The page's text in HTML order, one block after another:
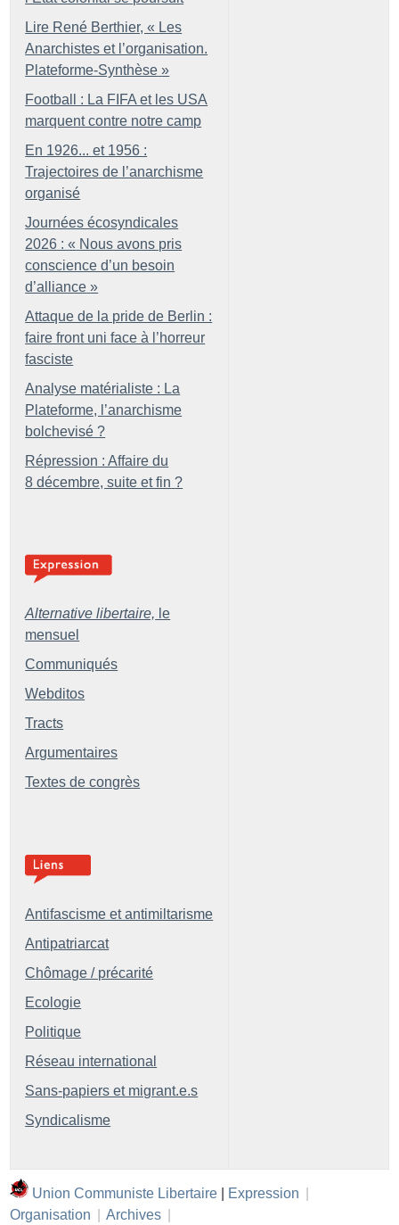
Lire René Berthier, « Les
Anarchistes et l’organisation.
Plateforme-Synthèse »
Football : La FIFA et les USA
marquent contre notre camp
En 1926... et 1956 :
Trajectoires de l’anarchisme
organisé
Journées écosyndicales
2026 : « Nous avons pris
conscience d’un besoin
d’alliance »
Attaque de la pride de Berlin :
faire front uni face à l’horreur
fasciste
Analyse matérialiste : La
Plateforme, l’anarchisme
bolchevisé ?
Répression : Affaire du
8 décembre, suite et fin ?
Alternative libertaire, le
mensuel
Communiqués
Webditos
Tracts
Argumentaires
Textes de congrès
Antifascisme et antimiltarisme
Antipatriarcat
Chômage / précarité
Ecologie
Politique
Réseau international
Sans-papiers et migrant.e.s
Syndicalisme
Union Communiste Libertaire Expression
Organisation
Archives